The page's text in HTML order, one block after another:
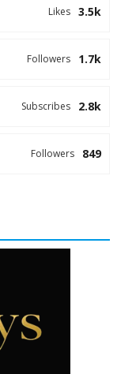
3.5k
Likes
1.7k
Followers
2.8k
Subscribes
849
Followers